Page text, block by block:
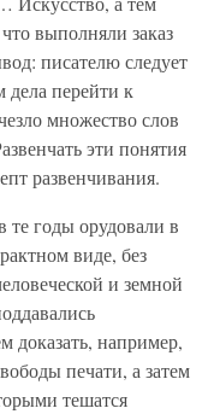
выполняли заказ
писателю следует
перейти к
множество слов
эти понятия
развенчивания.
те годы орудовали в
виде, без
и земной
доказать, например,
печати, а затем
тешатся